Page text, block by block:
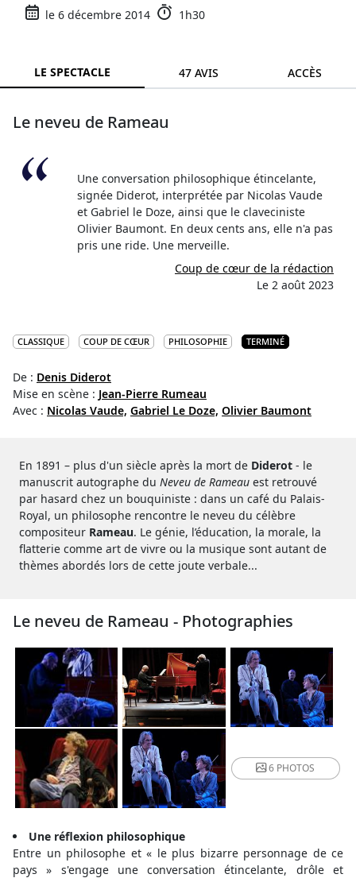
le 6 décembre 2014 1h30
LE SPECTACLE 47 AVIS ACCÈS
Le neveu de Rameau
Une conversation philosophique étincelante,
signée Diderot, interprétée par Nicolas Vaude
et Gabriel le Doze, ainsi que le claveciniste
Olivier Baumont. En deux cents ans, elle n'a pas
pris une ride. Une merveille.
Coup de cœur de la rédaction
Le 2 août 2023
CLASSIQUE COUP DE CŒUR PHILOSOPHIE TERMINÉ
De : Denis Diderot
Mise en scène : Jean-Pierre Rumeau
Avec : Nicolas Vaude, Gabriel Le Doze, Olivier Baumont
En 1891 – plus d'un siècle après la mort de Diderot - le
manuscrit autographe du Neveu de Rameau est retrouvé
par hasard chez un bouquiniste : dans un café du Palais-
Royal, un philosophe rencontre le neveu du célèbre
compositeur Rameau. Le génie, l’éducation, la morale, la
flatterie comme art de vivre ou la musique sont autant de
thèmes abordés lors de cette joute verbale...
Le neveu de Rameau - Photographies
6 PHOTOS
Une réflexion philosophique
Entre un philosophe et « le plus bizarre personnage de ce
pays » s'engage une conversation étincelante, drôle et